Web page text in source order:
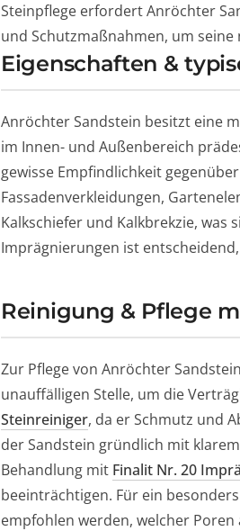
Steinpflege erfordert Anröchter
und Schutzmaßnahmen, um
Eigenschaften &
Anröchter Sandstein besitzt eine
im Innen- und Außenbereich
gewisse Empfindlichkeit
Fassadenverkleidungen,
Kalkschiefer und Kalkbrekzie, was
Imprägnierungen ist
Reinigung & Pflege
Zur Pflege von Anröchter
unauffälligen Stelle, um die
Steinreiniger, da er Schmutz und
der Sandstein gründlich mit
Behandlung mit Finalit Nr. 20
beeinträchtigen. Für ein
empfohlen werden, welcher